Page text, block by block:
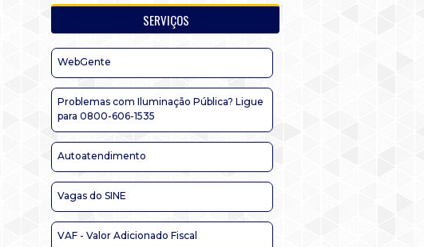
SERVIÇOS
WebGente
Problemas com Iluminação Pública? Ligue
para 0800-606-1535
Autoatendimento
Vagas do SINE
VAF - Valor Adicionado Fiscal